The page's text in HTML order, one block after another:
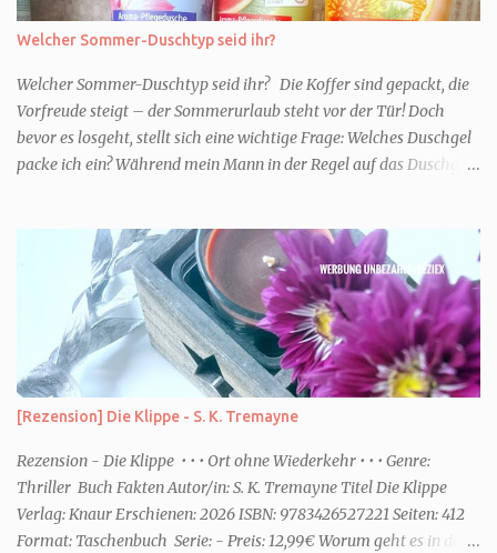
Welcher Sommer-Duschtyp seid ihr?
Welcher Sommer-Duschtyp seid ihr? Die Koffer sind gepackt, die
Vorfreude steigt – der Sommerurlaub steht vor der Tür! Doch
bevor es losgeht, stellt sich eine wichtige Frage: Welches Duschgel
packe ich ein? Während mein Mann in der Regel auf das Duschgel
Urlaub Entspannung und Wellness. Falls ihr ähnlich denkt, lasst
uns doch herausfinden, welcher Duschtyp ihr seid. TYP
GENIESSER Egal, ob Strand oder Städtetrip - für euch gehört
gutes Essen, ein guter Wein oder Cocktail, vielleicht ein gutes Buch
dazu. Ihr liebt es Sonnenuntergänge zu beobachten und genießt
einfach jeden Moment. Dann seid ihr wie ich der Typ Genießer.
Hier empfehle ich tatsächlich Düfte die zur Jahreszeit passen, weil
ihr dann bessere entspannen könnt. Zum Beispiel ein Duschgel mit
einem frisch-fruchtigen Duft, wie die Kneipp Aroma-Pflegedusche
“ Sommer Flirt ...
[Rezension] Die Klippe - S. K. Tremayne
Rezension - Die Klippe • • • Ort ohne Wiederkehr • • • Genre:
Thriller Buch Fakten Autor/in: S. K. Tremayne Titel Die Klippe
Verlag: Knaur Erschienen: 2026 ISBN: 9783426527221 Seiten: 412
Format: Taschenbuch Serie: - Preis: 12,99€ Worum geht es in dem